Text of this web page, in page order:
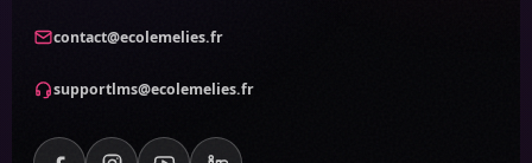
contact@ecolemelies.fr
supportlms@ecolemelies.fr
Facebook, nouvel onglet
Instagram, nouvel onglet
YouTube, nouvel onglet
LinkedIn, nouvel onglet